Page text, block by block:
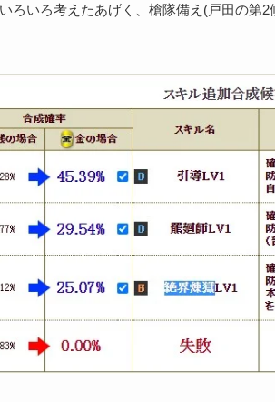
ろいろ考えたあげく、槍隊備え(戸田の第